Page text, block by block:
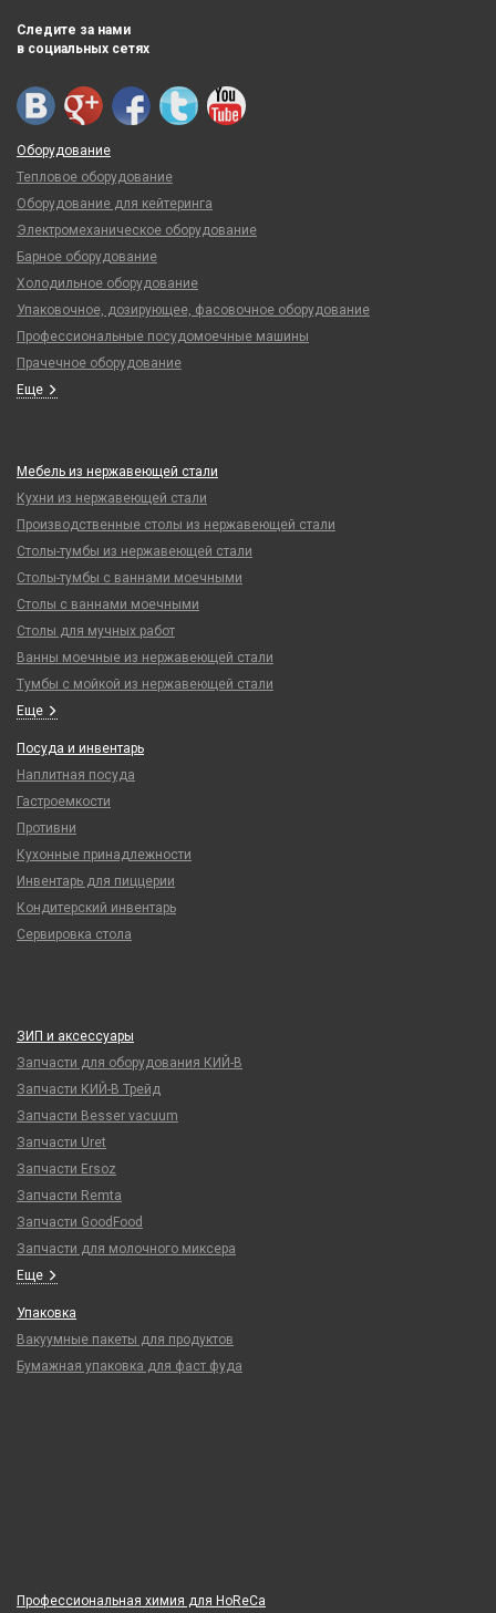
Следите за нами
в социальных сетях
Оборудование
Тепловое оборудование
Оборудование для кейтеринга
Электромеханическое оборудование
Барное оборудование
Холодильное оборудование
Упаковочное, дозирующее, фасовочное оборудование
Профессиональные посудомоечные машины
Прачечное оборудование
Еще
Мебель из нержавеющей стали
Кухни из нержавеющей стали
Производственные столы из нержавеющей стали
Столы-тумбы из нержавеющей стали
Столы-тумбы с ваннами моечными
Столы с ваннами моечными
Столы для мучных работ
Ванны моечные из нержавеющей стали
Тумбы с мойкой из нержавеющей стали
Еще
Посуда и инвентарь
Наплитная посуда
Гастроемкости
Противни
Кухонные принадлежности
Инвентарь для пиццерии
Кондитерский инвентарь
Сервировка стола
ЗИП и аксессуары
Запчасти для оборудования КИЙ-В
Запчасти КИЙ-В Трейд
Запчасти Besser vacuum
Запчасти Uret
Запчасти Ersoz
Запчасти Remta
Запчасти GoodFood
Запчасти для молочного миксера
Еще
Упаковка
Вакуумные пакеты для продуктов
Бумажная упаковка для фаст фуда
Профессиональная химия для HoReCa